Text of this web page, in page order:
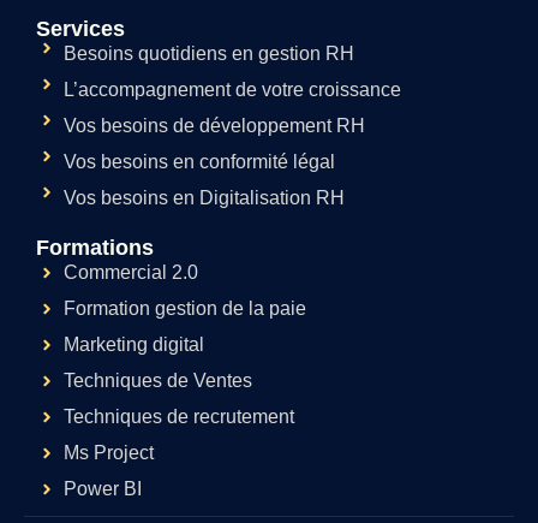
Services
Besoins quotidiens en gestion RH
L’accompagnement de votre croissance
Vos besoins de développement RH
Vos besoins en conformité légal
Vos besoins en Digitalisation RH
Formations
Commercial 2.0
Formation gestion de la paie
Marketing digital
Techniques de Ventes
Techniques de recrutement
Ms Project
Power BI